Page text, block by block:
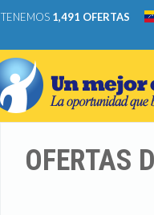
TENEMOS 1,491 OFERTAS
OFERTAS